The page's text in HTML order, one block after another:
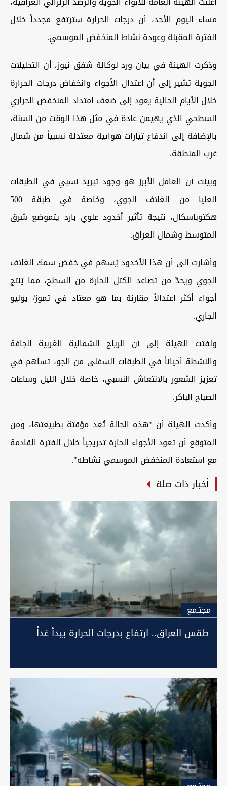
مساء اليوم الأحد، أن درجات الحرارة سترتفع مجدداً خلال
الفترة المقبلة وعودة نشاط المنخفض الموسمي.
وذكرت الهيئة في بيان ورد لوكالة شفق نيوز، أن التحليلات
الجوية تشير إلى أن اعتدال الأجواء وانخفاض درجات الحرارة
خلال الأيام الحالية يعود إلى ضعف امتداد المنخفض الحراري
السطحي الذي يهيمن عادة في مثل هذا الوقت من السنة،
بالإضافة إلى اندفاع تيارات هوائية معتدلة نسبياً من شمال
غرب المنطقة.
وبينت أن العامل الأبرز هو وجود تبريد نسبي في الطبقات
العليا
من الغلاف الجوي، وخاصة في طبقة 500
هكتوباسكال، نتيجة تأثير أخدود علوي بارد يتموضع شرق
المتوسط وشمال العراق.
وأشارت إلى أن هذا الأخدود يُسهم في خفض سمك الغلاف
الجوي ويحدّ من تصاعد الكتل الحارة من السطح، مما يُنتج
أجواء أكثر اعتدالاً مقارنة بما هو معتاد في تموز/ يوليو
الجاري.
ولفتت الهيئة إلى أن الرياح الشمالية الغربية الجافة
والنشطة أحياناً في الطبقات السفلى من الجو، تساهم في
تعزيز الشعور بالانتعاش النسبي، خاصة خلال الليل وساعات
الصباح الباكر.
وأكدت الهيئة أن "هذه الحالة تُعد مؤقتة بطبيعتها، ومن
المتوقع أن تعود الأجواء الحارة تدريجياًخلال الفترة القادمة
مع استعادة المنخفض الموسمي نشاطه".
أخبار ذات صلة
مجتـمع
طقس العراق.. ارتفاع بدرجات الحرارة يبدأ غداً